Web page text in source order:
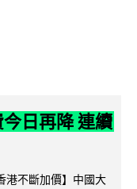
日再降 連續
港不斷加價】中國大